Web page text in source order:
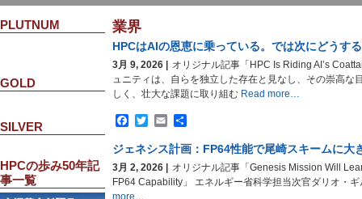
PLUTNUM
GOLD
SILVER
HPCの歩み50年記
事一覧
業界
HPCはAIの恩恵に乗っている。では次にどうす
3月 9, 2026 |
オリジナル記事「HPC Is Riding AI’s
ュニティは、自らを独立した存在と見なし、その崇高な
しく、壮大な課題に取り組むRead more…
Facebook
TwitterEmail
共
ジェネシス計画：FP64性能で尾崎スキームに大
3月 2, 2026 |
オリジナル記事「Genesis Mission Will
FP64 Capability」 エネルギー省科学担当次官ダリオ・